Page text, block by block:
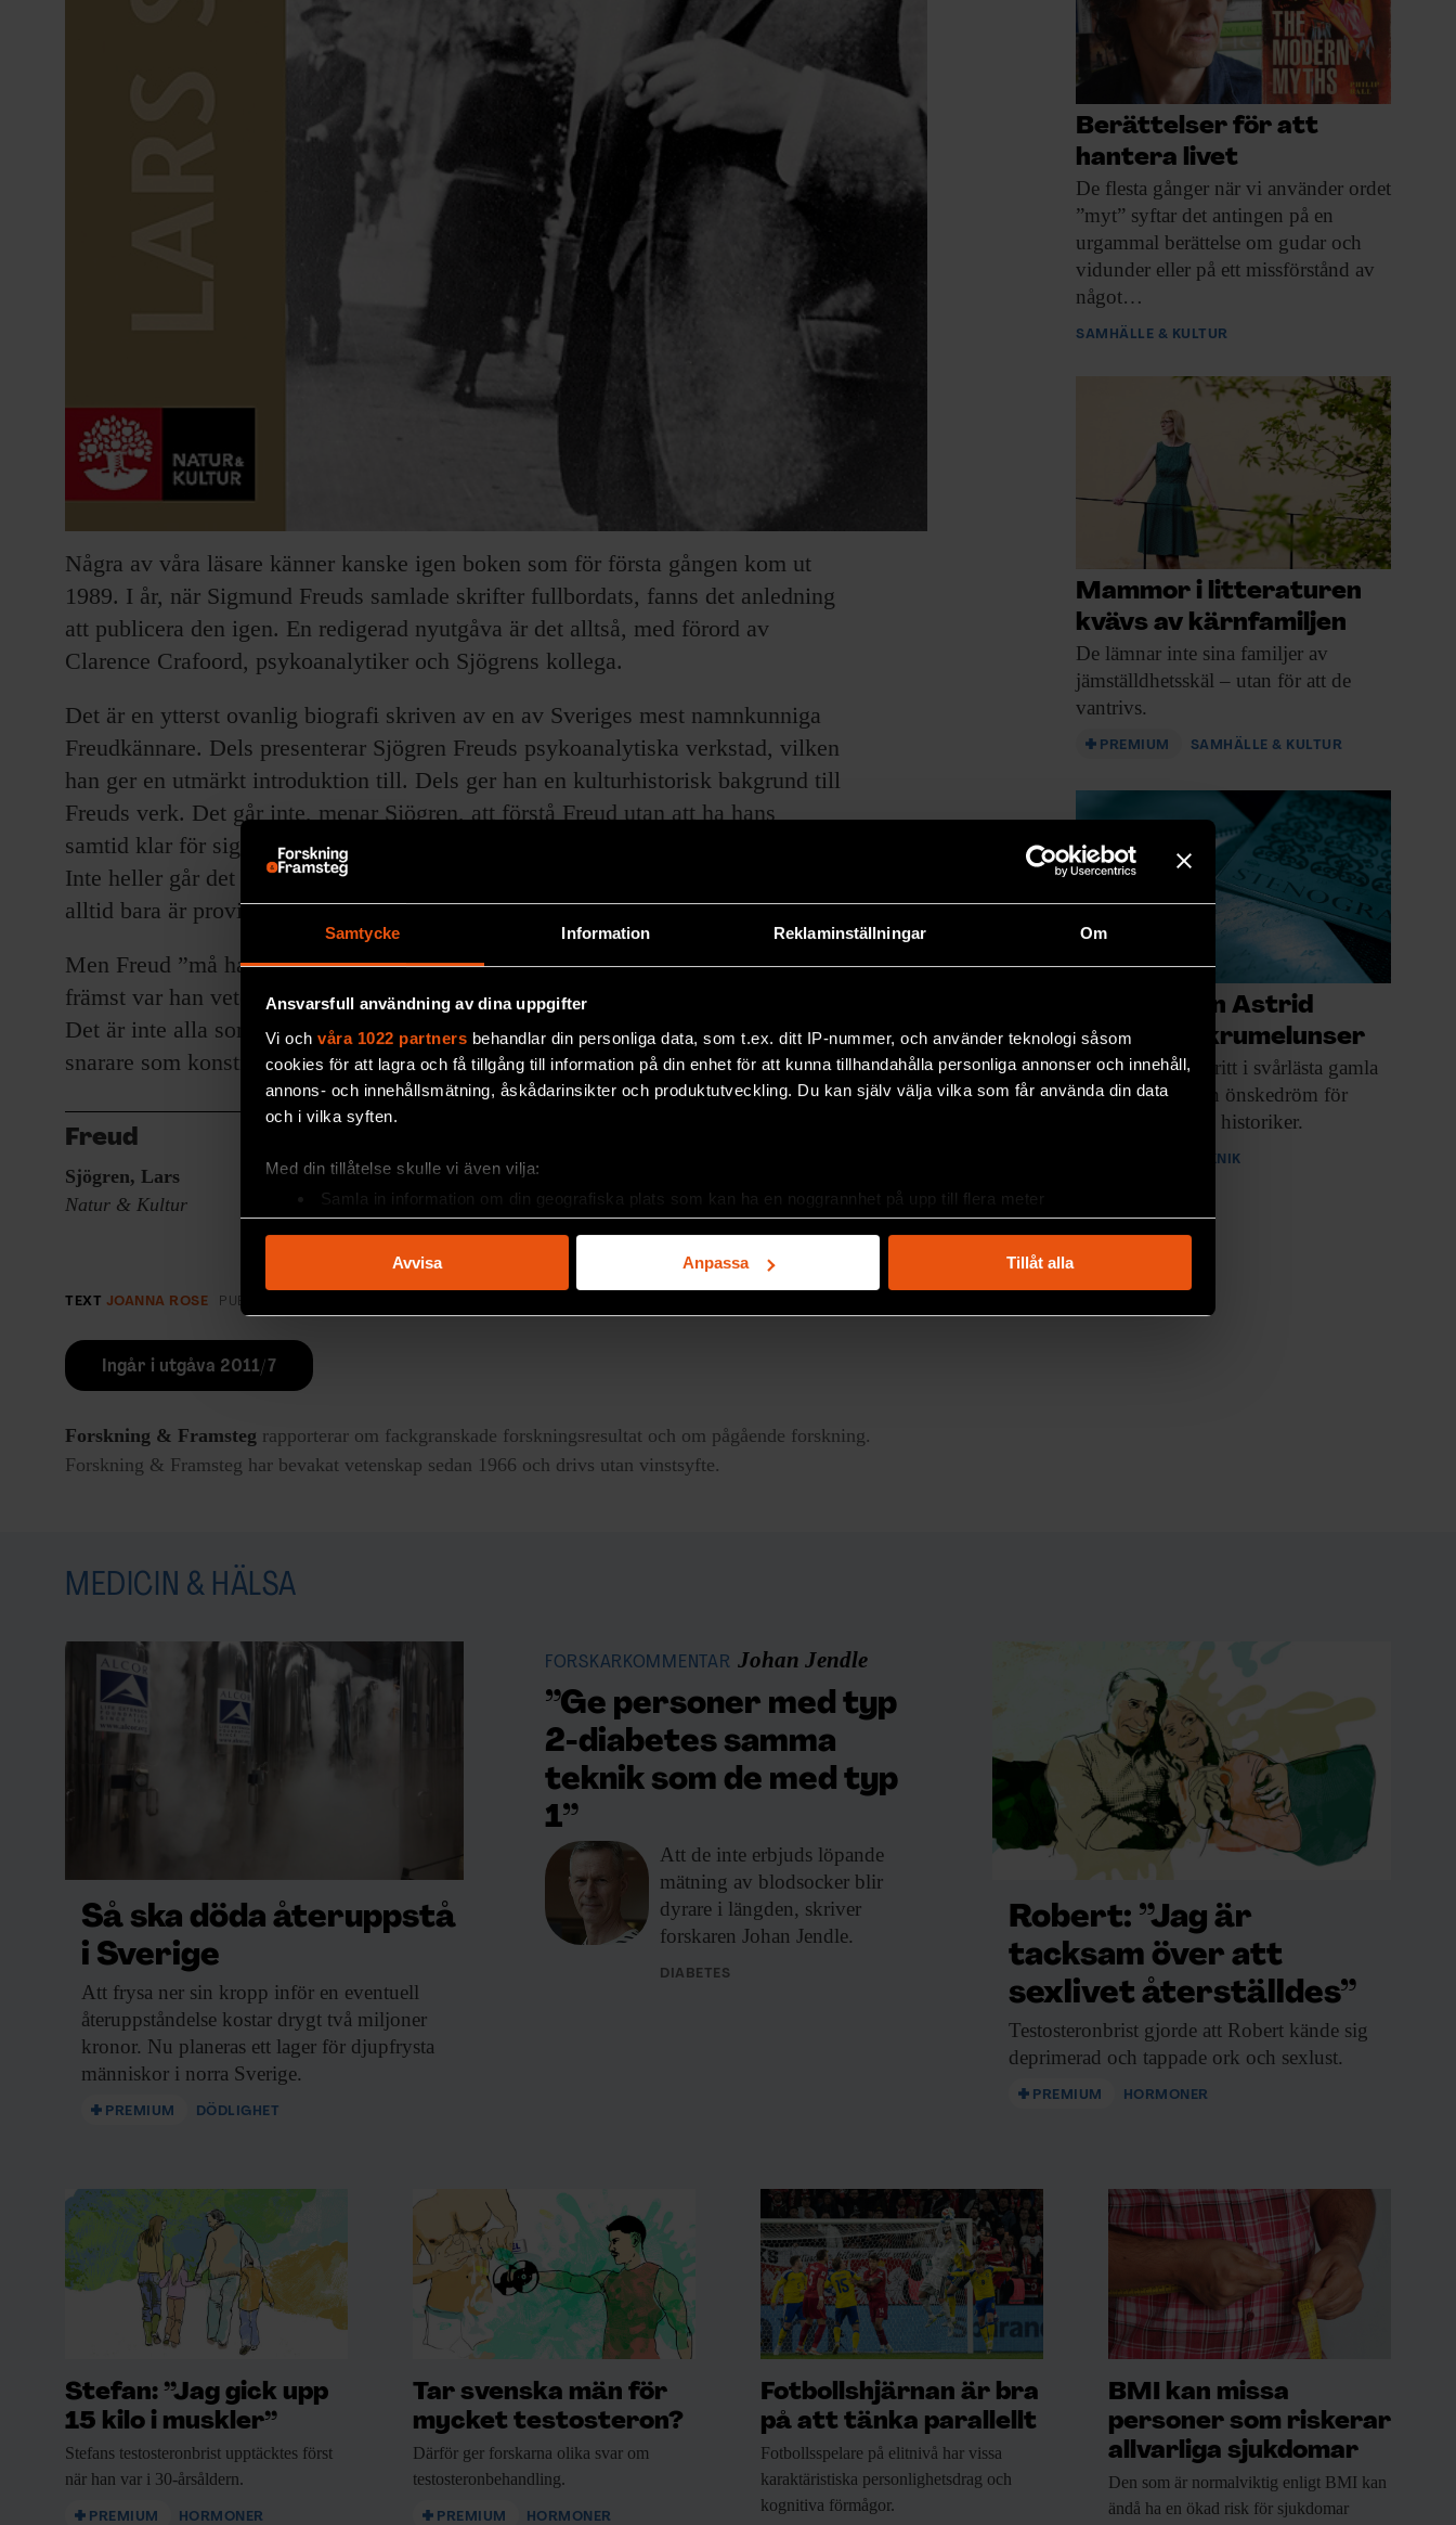
Samtycke Information Reklaminställningar Om
Ansvarsfull användning av dina uppgifter
Vi och våra 1022 partners behandlar din personliga data, som t.ex. ditt IP-nummer, och använder teknologi såsom
cookies för att lagra och få tillgång till information på din enhet för att kunna tillhandahålla personliga annonser och innehåll,
annons- och innehållsmätning, åskådarinsikter och produktutveckling. Du kan själv välja vilka som får använda din data
och i vilka syften.
Med din tillåtelse skulle vi även vilja:
Samla in information om din geografiska plats som kan ha en noggrannhet på upp till flera meter
Identifiera din enhet genom att aktivt skanna den för specifika kännetecken (fingeravtryck)
Ta reda på mer om hur dina personliga uppgifter behandlas och ställ in dina preferenser i
detaljsektionen. Du kan ändra
sociala medier och analysera vår trafik. Vi vidarebefordrar även sådana identifierare och annan information från din enhet
till de sociala medier och annons- och analysföretag som vi samarbetar med. Dessa kan i sin tur kombinera informationen
Avvisa Anpassa Tillåt alla
Några av våra läsare känner kanske igen boken som för första gången kom ut
1989. I år, när Sigmund Freuds samlade skrifter fullbordats, fanns det anledning
att publicera den igen. En redigerad nyutgåva är det alltså, med förord av
Clarence Crafoord, psykoanalytiker och Sjögrens kollega.
Det är en ytterst ovanlig biografi skriven av en av Sveriges mest namnkunniga
Freudkännare. Dels presenterar Sjögren Freuds psykoanalytiska verkstad, vilken
han ger en utmärkt introduktion till. Dels ger han en kulturhistorisk bakgrund till
Freuds verk. Det går inte, menar Sjögren, att förstå Freud utan att ha hans
samtid klar för sig, liksom de kulturella strömningar som formade hans värld.
Inte heller går det att förbise Freuds judiska tradition där svaren på frågorna
alltid bara är provisoriska och därför själva resonemangen är det väsentliga.
Men Freud ”må ha varit jude till sin kultur och tysk dessutom, men först och
främst var han vetenskapsman inom upplysningens tradition”, skriver Sjögren.
Det är inte alla som skulle hålla med om detta, många vill i dag se Freud
snarare som konstnär än som forskare.
Freud
Sjögren, Lars
Natur & Kultur
TEXT JOANNA ROSE PUBLICERAD
Ingår i utgåva 2011/7
Forskning & Framsteg rapporterar om fackgranskade forskningsresultat och om pågående forskning.
Forskning & Framsteg har bevakat vetenskap sedan 1966 och drivs utan vinstsyfte.
Berättelser för att
hantera livet
De flesta gånger när vi använder ordet
”myt” syftar det antingen på en
urgammal berättelse om gudar och
vidunder eller på ett missförstånd av
något…
SAMHÄLLE & KULTUR
Mammor i litteraturen
kvävs av kärnfamiljen
De lämnar inte sina familjer av
jämställdhetsskäl – utan för att de
vantrivs.
PREMIUM SAMHÄLLE & KULTUR
AI tar sig an Astrid
Lindgrens krumelunser
Att kunna söka
fritt i svårlästa gamla
handskrifter är en önskedröm för
släktforskare och historiker.
TEKNIK
MEDICIN & HÄLSA
Så ska döda återuppstå
i Sverige
Att frysa ner sin kropp inför en eventuell
återuppståndelse kostar drygt två miljoner
kronor. Nu planeras ett lager för djupfrysta
människor i norra Sverige.
PREMIUM DÖDLIGHET
FORSKARKOMMENTAR Johan Jendle
”Ge personer med typ
2-diabetes samma
teknik som de med typ
1”
Att de inte erbjuds löpande
mätning av blodsocker blir
dyrare i längden, skriver
forskaren Johan Jendle.
DIABETES
Robert: ”Jag är
tacksam över att
sexlivet återställdes”
Testosteronbrist gjorde att Robert kände sig
deprimerad och tappade ork och sexlust.
PREMIUM HORMONER
Stefan: ”Jag gick upp
15 kilo i muskler”
Stefans testosteronbrist upptäcktes först
när han var i 30-årsåldern.
PREMIUM HORMONER
Tar svenska män för
mycket testosteron?
Därför ger forskarna olika svar om
testosteronbehandling.
PREMIUM HORMONER
Fotbollshjärnan är bra
på att tänka parallellt
Fotbollsspelare på elitnivå har vissa
karaktäristiska personlighetsdrag och
kognitiva förmågor.
BMI kan missa
personer som riskerar
allvarliga sjukdomar
Den som är normalviktig enligt BMI kan
ändå ha en ökad risk för sjukdomar